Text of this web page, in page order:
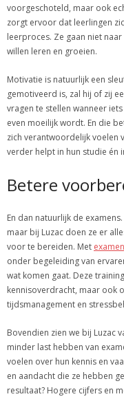
voorgeschoteld, maar ook
zorgt ervoor dat leerlingen
leerproces. Ze gaan niet
willen leren en groeien.
Motivatie is natuurlijk een
gemotiveerd is, zal hij of zij
vragen te stellen wanneer
even moeilijk wordt. En die
zich verantwoordelijk voelen
verder helpt in hun studie én
Betere
En dan natuurlijk de
maar bij Luzac doen ze er
voor te bereiden. Met
onder begeleiding van
wat komen gaat. Deze
kennisoverdracht, maar ook
tijdsmanagement en
Bovendien zien we bij Luzac
minder last hebben van
voelen over hun kennis en
en aandacht die ze hebben
resultaat? Hogere cijfers en